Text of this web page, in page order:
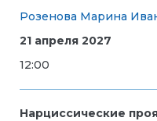
Розенова Марина
21 апреля 2027
12:00
Нарциссические